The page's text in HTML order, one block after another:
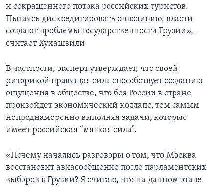
и сокращенного потока российских туристов.
Пытаясь дискредитировать оппозицию, власти
создают проблемы государственности Грузии», –
считает Хухашвили
В частности, эксперт утверждает, что своей
риторикой правящая сила способствует созданию
ощущения в обществе, что без России в стране
произойдет экономический коллапс, тем самым
непреднамеренно выполняя задачи, которые
имеет российская “мягкая сила”.
«Почему начались разговоры о том, что Москва
восстановит авиасообщение после парламентских
выборов в Грузии? Я считаю, что на данном этапе